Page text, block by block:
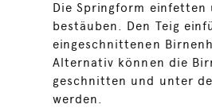
Die Springform einfetten
bestäuben. Den Teig
eingeschnittenen
Alternativ können die
geschnitten und unter
werden.